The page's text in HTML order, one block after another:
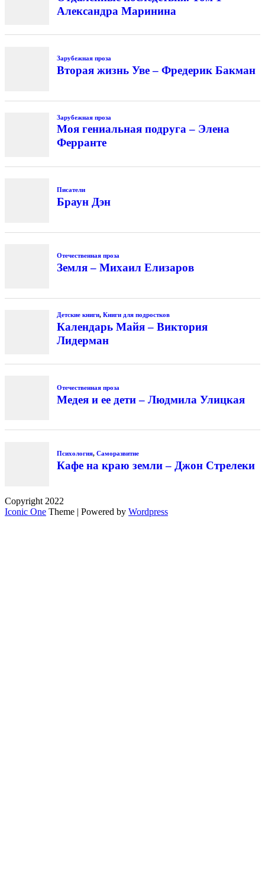
Copyright 2022
Iconic One Theme | Powered by Wordpress